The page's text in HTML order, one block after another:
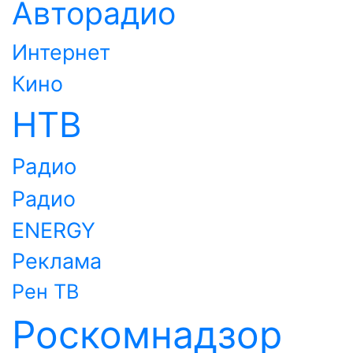
Авторадио
Интернет
Кино
НТВ
Радио
Радио
ENERGY
Реклама
Рен ТВ
Роскомнадзор